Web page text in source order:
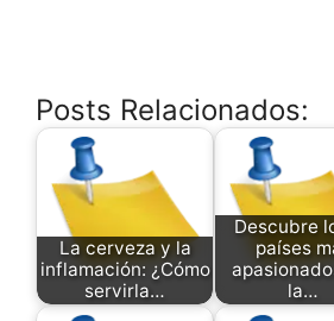
Posts Relacionados:
La cerveza y la
inflamación: ¿Cómo
servirla…
Descubre
países
la…